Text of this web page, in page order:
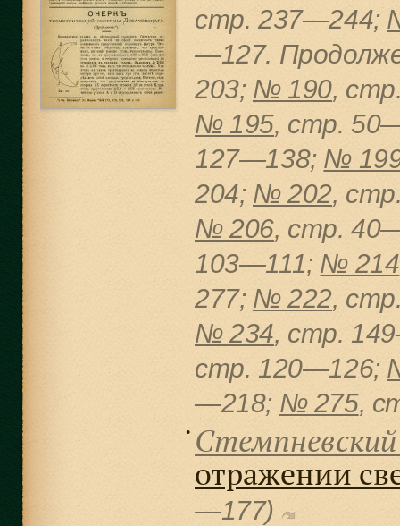
cтр. 237—244;
—127.
203; № 190,
№ 195, cтр.
127—138; №
204; № 202,
№ 206, cтр.
103—111; № 214
277; № 222,
№ 234, cтр.
cтр. 120—126;
—218; № 275,
●
отражении
—177)